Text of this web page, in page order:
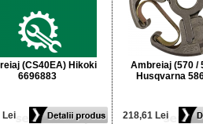
(CS40EA) Hikoki
6696883
Lei
Ambreiaj (570 /
Husqvarna
218,61 Lei